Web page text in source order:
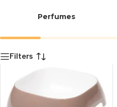
Perfumes
Filters